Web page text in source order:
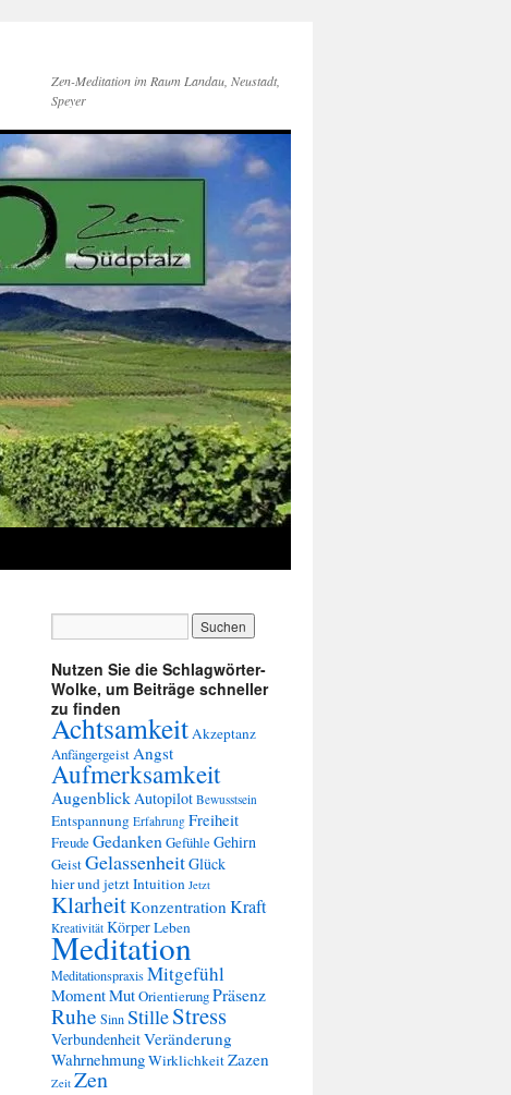
Zen-Meditation im Raum Landau, Neustadt,
Speyer
Nutzen Sie die Schlagwörter-
Wolke, um Beiträge schneller
zu finden
AchtsamkeitAkzeptanz
AnfängergeistAngst
Aufmerksamkeit
AugenblickAutopilot Bewusstsein
Entspannung Erfahrung Freiheit
FreudeGedanken GefühleGehirn
GeistGelassenheitGlück
hier und jetztIntuition Jetzt
KlarheitKonzentrationKraft
Kreativität KörperLeben
Meditation
MeditationspraxisMitgefühl
MomentMutOrientierungPräsenz
Ruhe SinnStilleStress
VerbundenheitVeränderung
WahrnehmungWirklichkeitZazen
Zeit Zen